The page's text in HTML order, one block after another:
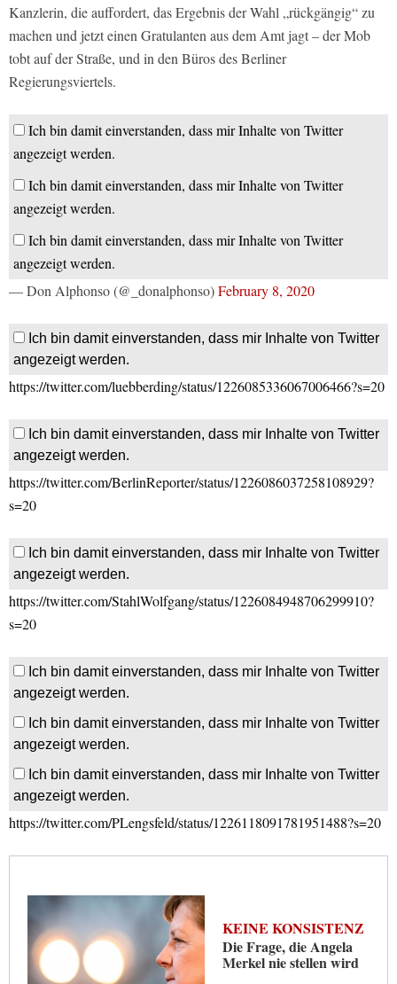
Kanzlerin, die auffordert, das Ergebnis der Wahl „rückgängig“ zu
machen und jetzt einen Gratulanten aus dem Amt jagt – der Mob
tobt auf der Straße, und in den Büros des Berliner
Regierungsviertels.
Ich bin damit einverstanden, dass mir Inhalte von Twitter
angezeigt werden.
Ich bin damit einverstanden, dass mir Inhalte von Twitter
angezeigt werden.
Ich bin damit einverstanden, dass mir Inhalte von Twitter
angezeigt werden.
— Don Alphonso (@_donalphonso)February 8, 2020
Ich bin damit einverstanden, dass mir Inhalte von Twitter
angezeigt werden.
https://twitter.com/luebberding/status/1226085336067006466?s=20
Ich bin damit einverstanden, dass mir Inhalte von Twitter
angezeigt werden.
https://twitter.com/BerlinReporter/status/1226086037258108929?
s=20
Ich bin damit einverstanden, dass mir Inhalte von Twitter
angezeigt werden.
https://twitter.com/StahlWolfgang/status/1226084948706299910?
s=20
Ich bin damit einverstanden, dass mir Inhalte von Twitter
angezeigt werden.
Ich bin damit einverstanden, dass mir Inhalte von Twitter
angezeigt werden.
Ich bin damit einverstanden, dass mir Inhalte von Twitter
angezeigt werden.
https://twitter.com/PLengsfeld/status/1226118091781951488?s=20
KEINE KONSISTENZ
Die Frage, die Angela
Merkel nie stellen wird